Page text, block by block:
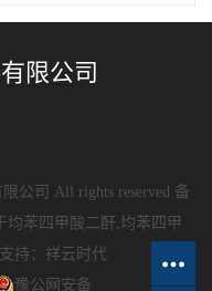
限公司
公司 All rights reserved 备
均苯四甲酸二酐, 均苯四甲
持： 祥云时代
豫公网安备